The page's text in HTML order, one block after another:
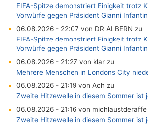
FIFA-Spitze demonstriert Einigkeit trotz
Vorwürfe gegen Präsident Gianni
06.08.2026 - 22:07 von DR ALBERN zu
FIFA-Spitze demonstriert Einigkeit trotz
Vorwürfe gegen Präsident Gianni
06.08.2026 - 21:27 von klar zu
Mehrere Menschen in Londons City
06.08.2026 - 21:19 von Ach zu
Zweite Hitzewelle in diesem Sommer ist
06.08.2026 - 21:16 von michlaustderaffe
Zweite Hitzewelle in diesem Sommer ist